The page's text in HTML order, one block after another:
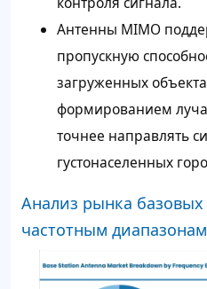
Антенны MIMO
пропускную
загруженных
формированием
точнее направлять
густонаселенных
Анализ рынка
частотным диапазонам